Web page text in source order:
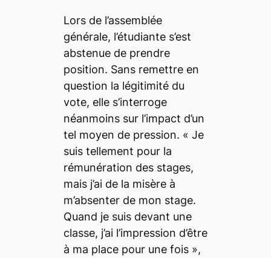
Lors de l’assemblée
générale, l’étudiante s’est
abstenue de prendre
position. Sans remettre en
question la légitimité du
vote, elle s’interroge
néanmoins sur l’impact d’un
tel moyen de pression. « Je
suis tellement pour la
rémunération des stages,
mais j’ai de la misère à
m’absenter de mon stage.
Quand je suis devant une
classe, j’ai l’impression d’être
à ma place pour une fois »,